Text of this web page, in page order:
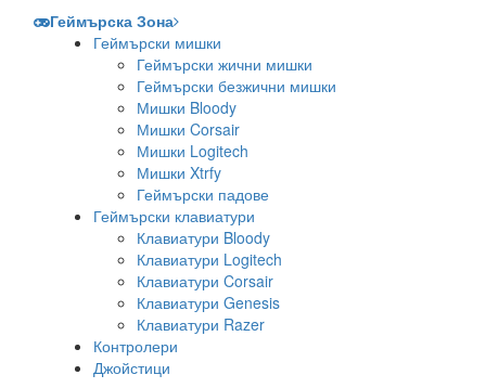
Геймърска Зона
Геймърски мишки
Геймърски жични мишки
Геймърски безжични мишки
Мишки Bloody
Мишки Corsair
Мишки Logitech
Мишки Xtrfy
Геймърски падове
Геймърски клавиатури
Клавиатури Bloody
Клавиатури Logitech
Клавиатури Corsair
Клавиатури Genesis
Клавиатури Razer
Контролери
Джойстици